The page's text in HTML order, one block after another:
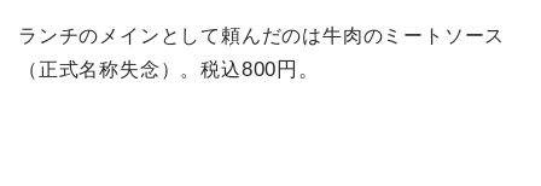
ランチのメインとして頼んだのは牛肉のミートソース
（正式名称失念）。税込800円。